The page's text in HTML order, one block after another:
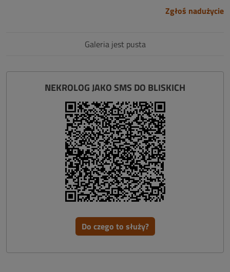
Zgłoś nadużycie
Galeria jest pusta
NEKROLOG JAKO SMS DO BLISKICH
Do czego to służy?